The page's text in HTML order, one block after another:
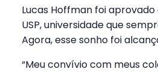
Lucas Hoffman foi
USP, universidade que
Agora, esse sonho foi
“Meu convívio com meus